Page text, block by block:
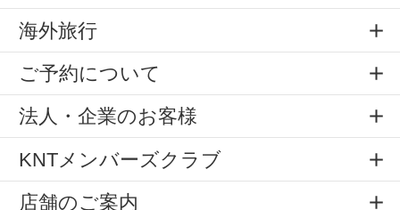
海外旅行
ご予約について
法人・企業のお客様
KNTメンバーズクラブ
店舗のご案内